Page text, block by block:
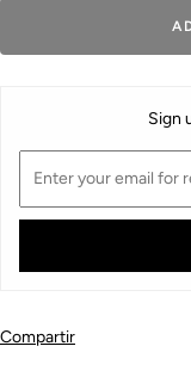
Sign
Compartir